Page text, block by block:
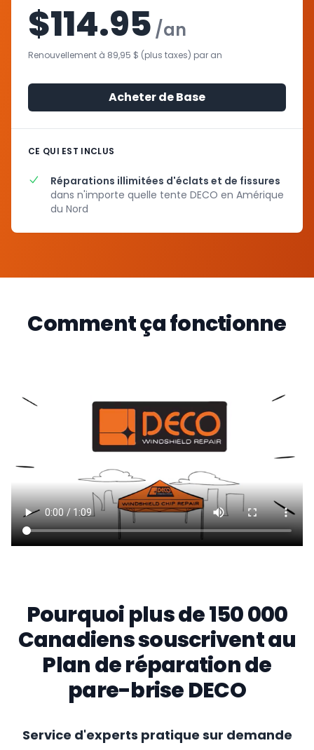
$114.95 /an
Renouvellement à 89,95 $ (plus taxes) par an
Acheter de Base
CE QUI EST INCLUS
Réparations illimitées d'éclats et de fissures
dans n'importe quelle tente DECO en Amérique
du Nord
Comment ça fonctionne
Pourquoi plus de 150 000
Canadiens souscrivent au
Plan de réparation de
pare-brise DECO
Service d'experts pratique sur demande